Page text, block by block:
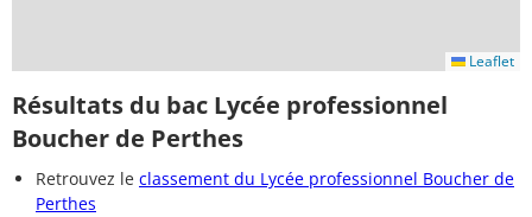
Leaflet
Résultats du bac Lycée professionnel
Boucher de Perthes
Retrouvez le classement du Lycée professionnel Boucher de
Perthes